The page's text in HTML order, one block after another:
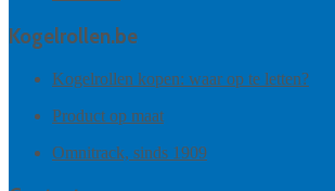
Kogelrollen.be
Kogelrollen kopen: waar op te letten?
Product op maat
Omnitrack, sinds 1909